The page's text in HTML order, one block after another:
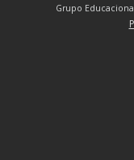
Grupo